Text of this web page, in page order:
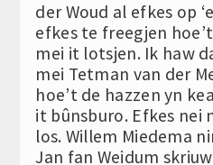
der Woud al efkes op
efkes te freegjen
mei it lotsjen. Ik haw
mei Tetman van der
hoe’t de hazzen yn
it bûnsburo. Efkes nei
los. Willem Miedema
Jan fan Weidum